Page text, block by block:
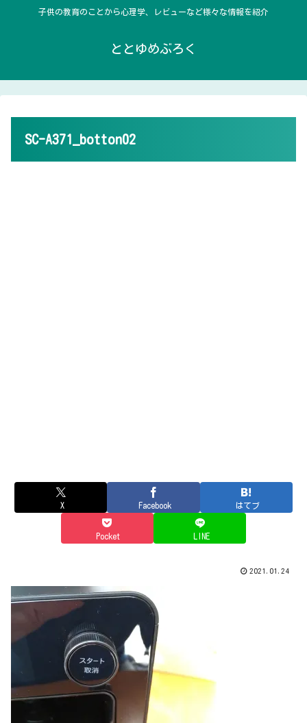
子供の教育のことから心理学、レビューなど様々な情報を紹介
ととゆめぶろく
SC-A371_botton02
X Facebook はてブ
Pocket LINE
2021.01.24